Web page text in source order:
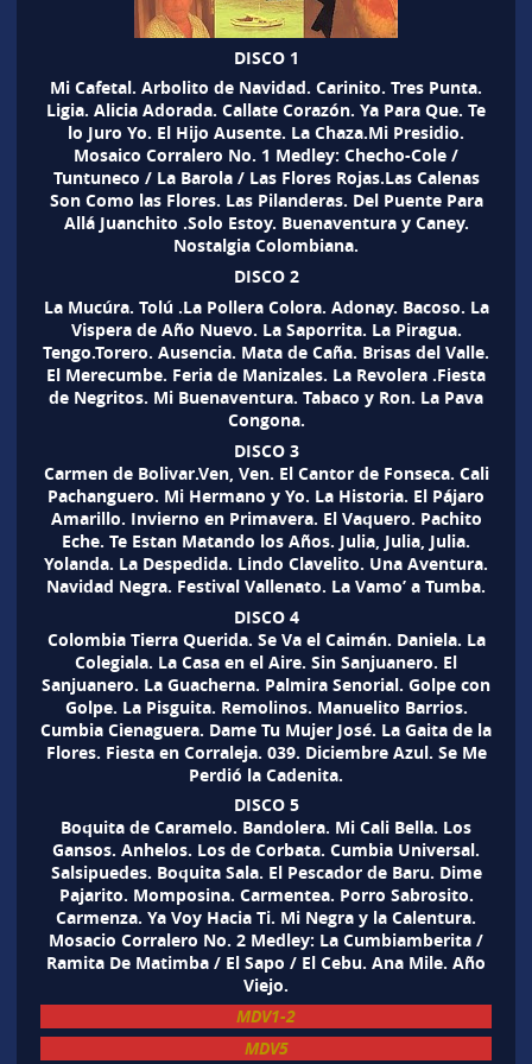
DISCO 1
Mi Cafetal. Arbolito de Navidad. Carinito. Tres Punta.
Ligia. Alicia Adorada. Callate Corazón. Ya Para Que. Te
lo Juro Yo. El Hijo Ausente. La Chaza.Mi Presidio.
Mosaico Corralero No. 1 Medley: Checho-Cole /
Tuntuneco / La Barola / Las Flores Rojas.Las Calenas
Son Como las Flores. Las Pilanderas. Del Puente Para
Allá Juanchito .Solo Estoy. Buenaventura y Caney.
Nostalgia Colombiana.
DISCO 2
La Mucúra. Tolú .La Pollera Colora. Adonay. Bacoso. La
Vispera de Año Nuevo. La Saporrita. La Piragua.
Tengo.Torero. Ausencia. Mata de Caña. Brisas del Valle.
El Merecumbe. Feria de Manizales. La Revolera .Fiesta
de Negritos. Mi Buenaventura. Tabaco y Ron. La Pava
Congona.
DISCO 3
Carmen de Bolivar.Ven, Ven. El Cantor de Fonseca. Cali
Pachanguero. Mi Hermano y Yo. La Historia. El Pájaro
Amarillo. Invierno en Primavera. El Vaquero. Pachito
Eche. Te Estan Matando los Años. Julia, Julia, Julia.
Yolanda. La Despedida. Lindo Clavelito. Una Aventura.
Navidad Negra. Festival Vallenato. La Vamo’ a Tumba.
DISCO 4
Colombia Tierra Querida. Se Va el Caimán. Daniela. La
Colegiala. La Casa en el Aire. Sin Sanjuanero. El
Sanjuanero. La Guacherna. Palmira Senorial. Golpe con
Golpe. La Pisguita. Remolinos. Manuelito Barrios.
Cumbia Cienaguera. Dame Tu Mujer José. La Gaita de la
Flores. Fiesta en Corraleja. 039. Diciembre Azul. Se Me
Perdió la Cadenita.
DISCO 5
Boquita de Caramelo. Bandolera. Mi Cali Bella. Los
Gansos. Anhelos. Los de Corbata. Cumbia Universal.
Salsipuedes. Boquita Sala. El Pescador de Baru. Dime
Pajarito. Momposina. Carmentea. Porro Sabrosito.
Carmenza. Ya Voy Hacia Ti. Mi Negra y la Calentura.
Mosacio Corralero No. 2 Medley: La Cumbiamberita /
Ramita De Matimba / El Sapo / El Cebu. Ana Mile. Año
Viejo.
MDV1-2
MDV5